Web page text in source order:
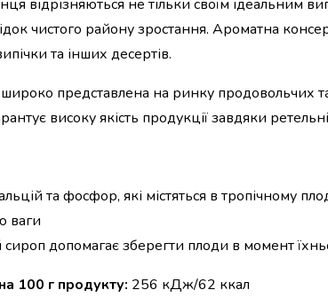
відрізняються не тільки своїм ідеальним
чистого району зростання. Ароматна
та інших десертів.
представлена на ринку продовольчих
високу якість продукції завдяки
та фосфор, які містяться в тропічному
ваги
допомагає зберегти плоди в момент
100 г продукту: 256 кДж/62 ккал